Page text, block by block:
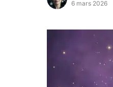
6 mars 2026